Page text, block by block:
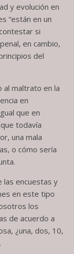
y evolución en
“están en un
si
en cambio,
del
al maltrato en la
en
que en
todavía
una mala
o cómo sería
las encuestas y
en este tipo
los
de acuerdo a
¿una, dos, 10,